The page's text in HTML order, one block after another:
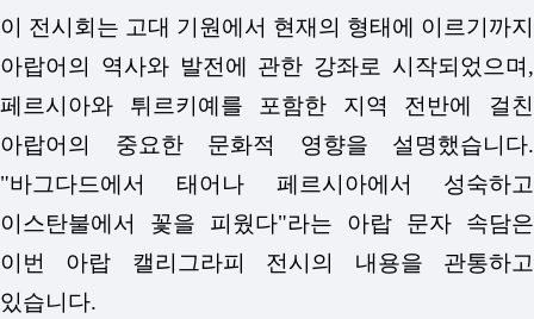
이 전시회는 고대 기원에서 현재의 형태에 이르기까지
아랍어의 역사와 발전에 관한 강좌로 시작되었으며,
페르시아와 튀르키예를 포함한 지역 전반에 걸친
아랍어의 중요한 문화적 영향을 설명했습니다.
"바그다드에서 태어나 페르시아에서 성숙하고
이스탄불에서 꽃을 피웠다"라는 아랍 문자 속담은
이번 아랍 캘리그라피 전시의 내용을 관통하고
있습니다.